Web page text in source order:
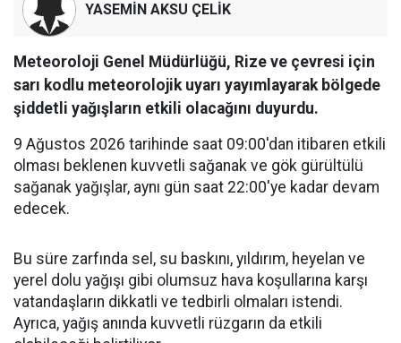
YASEMİN AKSU ÇELİK
Meteoroloji Genel Müdürlüğü, Rize ve çevresi için
sarı kodlu meteorolojik uyarı yayımlayarak bölgede
şiddetli yağışların etkili olacağını duyurdu.
9 Ağustos 2026 tarihinde saat 09:00'dan itibaren etkili
olması beklenen kuvvetli sağanak ve gök gürültülü
sağanak yağışlar, aynı gün saat 22:00'ye kadar devam
edecek.
Bu süre zarfında sel, su baskını, yıldırım, heyelan ve
yerel dolu yağışı gibi olumsuz hava koşullarına karşı
vatandaşların dikkatli ve tedbirli olmaları istendi.
Ayrıca, yağış anında kuvvetli rüzgarın da etkili